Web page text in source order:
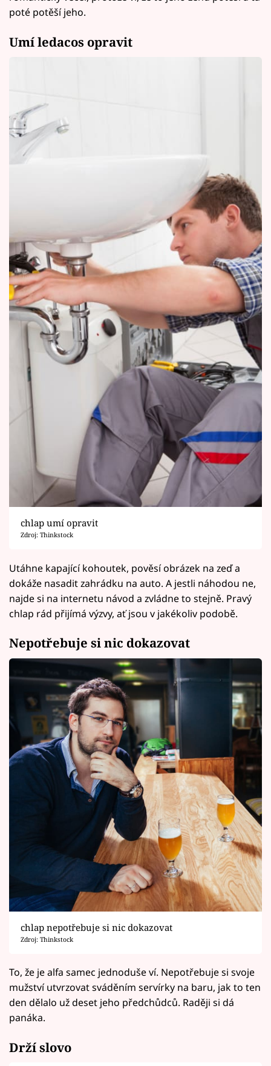
poté potěší jeho.
Umí ledacos opravit
chlap umí opravit
Zdroj: Thinkstock
Utáhne kapající kohoutek, pověsí obrázek na zeď a
dokáže nasadit zahrádku na auto. A jestli náhodou ne,
najde si na internetu návod a zvládne to stejně. Pravý
chlap rád přijímá výzvy, ať jsou v jakékoliv podobě.
Nepotřebuje si nic dokazovat
chlap nepotřebuje si nic dokazovat
Zdroj: Thinkstock
To, že je alfa samec jednoduše ví. Nepotřebuje si svoje
mužství utvrzovat sváděním servírky na baru, jak to ten
den dělalo už deset jeho předchůdců. Raději si dá
panáka.
Drží slovo